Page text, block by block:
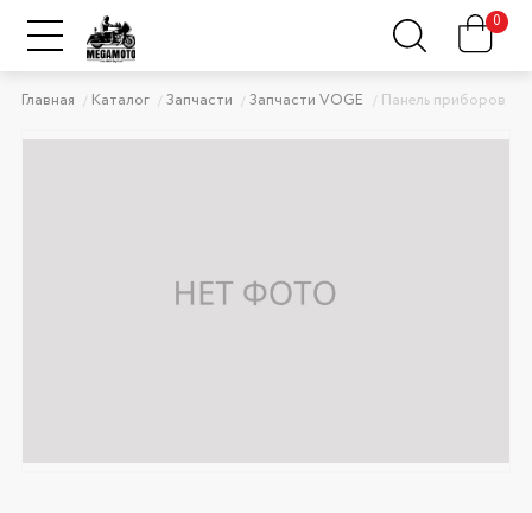
0
Главная Каталог Запчасти Запчасти VOGE Панель приборов